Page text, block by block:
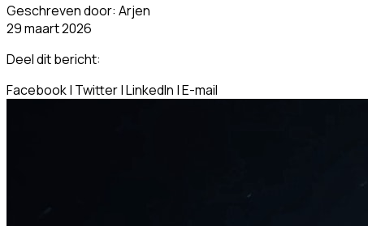
Geschreven door: Arjen
29 maart 2026
Deel dit bericht:
Facebook| Twitter|LinkedIn |E-mail